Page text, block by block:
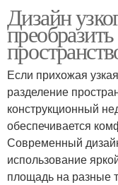
Дизайн
Если прихожая
разделение
конструкционный
обеспечивается
Современный
использование
площадь на разные